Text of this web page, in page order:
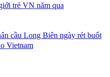
trẻ VN năm qua
cầu Long Biên ngày rét buốt
Vietnam